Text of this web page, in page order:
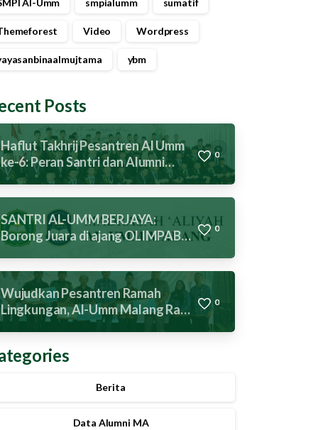
Video Wordpress
ybm
Posts
Haflut Takhrij Pesantren Al Umm
ke-6: Peran Santri dan Alumni
Menuju Indonesia Emas
0
SANTRI AL-UMM BERJAYA:
Borong Juara di ajang OLIMPABA
0
Wujudkan Pesantren Ramah
Lingkungan, Al-Umm Malang Raih
Juara 1 Lomba Eco Pesantren
0
Berita
Data Alumni MA